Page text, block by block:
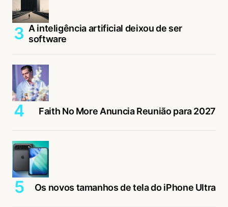
A inteligência artificial deixou de ser
software
Faith No More Anuncia Reunião para 2027
Os novos tamanhos de tela do iPhone Ultra